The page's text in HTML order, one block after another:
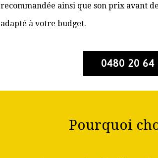
recommandée ainsi que son prix avant
adapté à votre budget.
0480 20 64
Pourquoi